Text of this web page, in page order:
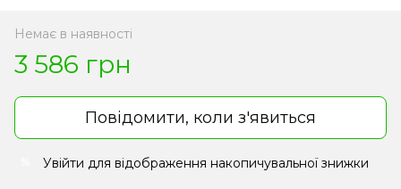
Немає в наявності
3 586 грн
Повідомити, коли з'явиться
Увійти для відображення накопичувальної знижки